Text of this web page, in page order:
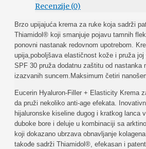
Recenzije (0)
Brzo upijajuća krema za ruke koja sadrži
Thiamidol® koji smanjuje pojavu tamnih
ponovni nastanak redovnom upotrebom.
upija,poboljšava elastičnost kože i pruža joj
SPF 30 pruža dodatnu zaštitu od nastanka
izazvanih suncem.Maksimum četiri
Eucerin Hyaluron-Filler + Elasticity Krema
da pruži nekoliko anti-age efekata.
hijaluronske kiseline dugog i kratkog lanca
duboke bore i deluje u kombinaciji sa
koji dokazano ubrzava obnavljanje
takođe sadrži Thiamidol®, efekasan i